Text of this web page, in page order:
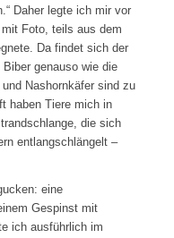
Daher legte ich mir vor
Foto, teils aus dem
Da findet sich der
genauso wie die
Nashornkäfer sind zu
haben Tiere mich in
die sich
entlangschlängelt –
eine
Gespinst mit
ich ausführlich im